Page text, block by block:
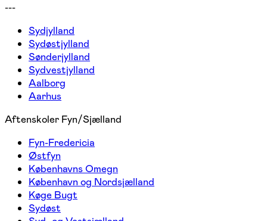
---
Sydjylland
Sydøstjylland
Sønderjylland
Sydvestjylland
Aalborg
Aarhus
Aftenskoler Fyn/Sjælland
Fyn-Fredericia
Østfyn
Københavns Omegn
København og Nordsjælland
Køge Bugt
Sydøst